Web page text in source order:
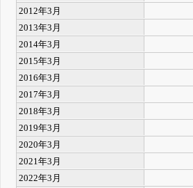
2012年3月
2013年3月
2014年3月
2015年3月
2016年3月
2017年3月
2018年3月
2019年3月
2020年3月
2021年3月
2022年3月